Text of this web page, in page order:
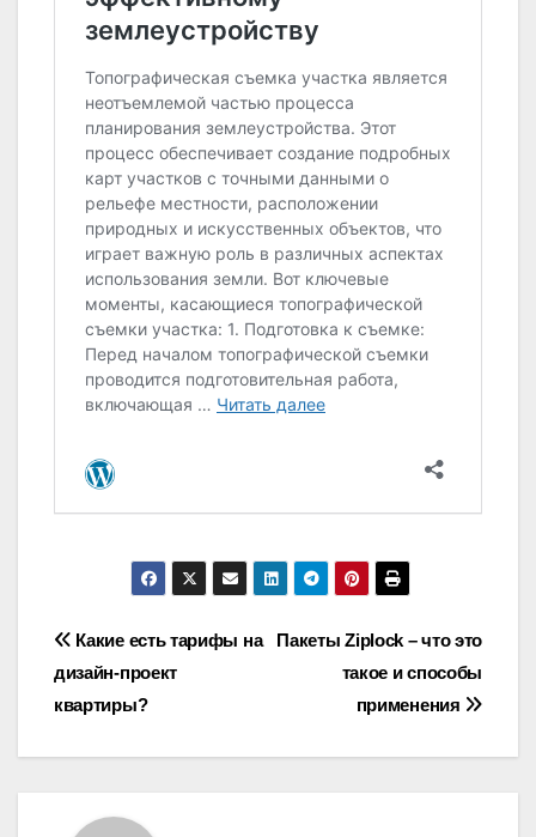
Навигация
по
записям
Пакеты Ziplock – что это
такое и способы
применения
Какие есть тарифы на
дизайн-проект
квартиры?